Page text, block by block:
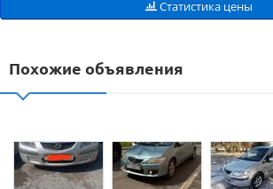
Статистика цены
Похожие объявления